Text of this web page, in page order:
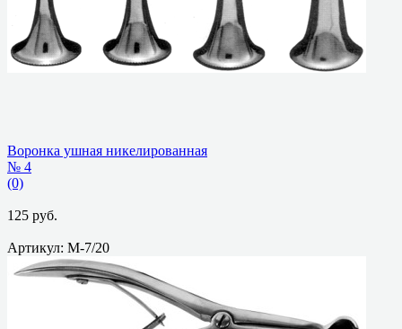
избранное сравнить
Воронка ушная никелированная
№ 4
(0)
125 руб.
Артикул: М-7/20